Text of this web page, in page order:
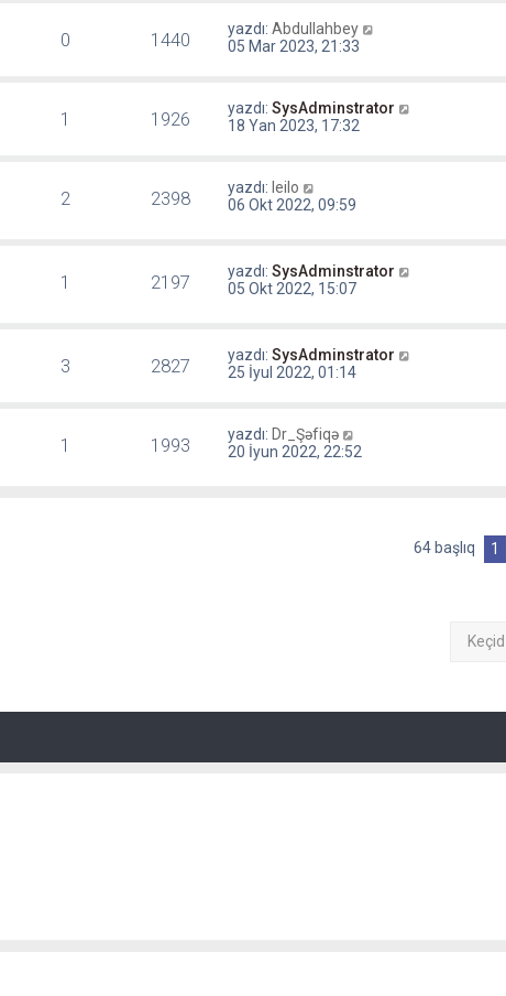
0 1440 yazdı:Abdullahbey
05 Mar 2023, 21:33
1 1926 yazdı:SysAdminstrator
18 Yan 2023, 17:32
2 2398 yazdı: leilo
06 Okt 2022, 09:59
1 2197 yazdı:SysAdminstrator
05 Okt 2022, 15:07
3 2827 yazdı:SysAdminstrator
25 İyul 2022, 01:14
1 1993 yazdı: Dr_Şəfiqə
20 İyun 2022, 22:52
64 başlıq 1